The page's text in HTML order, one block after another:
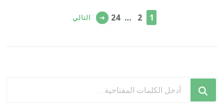
صفحة
1 صفحة
2
… صفحة
24 التالي
هل
تبحث